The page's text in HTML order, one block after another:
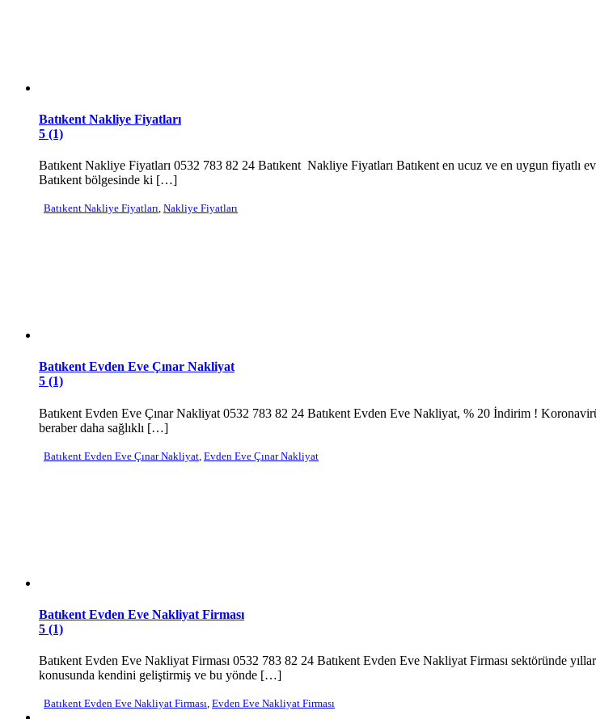
Batıkent Nakliye Fiyatları
5 (1)
Batıkent Nakliye Fiyatları 0532 783 82 24 Batıkent Nakliye Fiyatları Batıkent en ucuz ve en uygun
Batıkent bölgesinde ki […]
Batıkent Nakliye Fiyatları, Nakliye Fiyatları
Batıkent Evden Eve Çınar Nakliyat
5 (1)
Batıkent Evden Eve Çınar Nakliyat 0532 783 82 24 Batıkent Evden Eve Nakliyat, % 20 İndirim !
beraber daha sağlıklı […]
Batıkent Evden Eve Çınar Nakliyat Evden Eve Çınar Nakliyat
Batıkent Evden Eve Nakliyat Firması
5 (1)
Batıkent Evden Eve Nakliyat Firması 0532 783 82 24 Batıkent Evden Eve Nakliyat Firması sektöründe
konusunda kendini geliştirmiş ve bu yönde […]
Batıkent Evden Eve Nakliyat Firması, Evden Eve Nakliyat Firması